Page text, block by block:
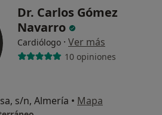
Dr. Carlos Gómez
Navarro
Cardiólogo · Ver más
10 opiniones
s/n, Almería • Mapa